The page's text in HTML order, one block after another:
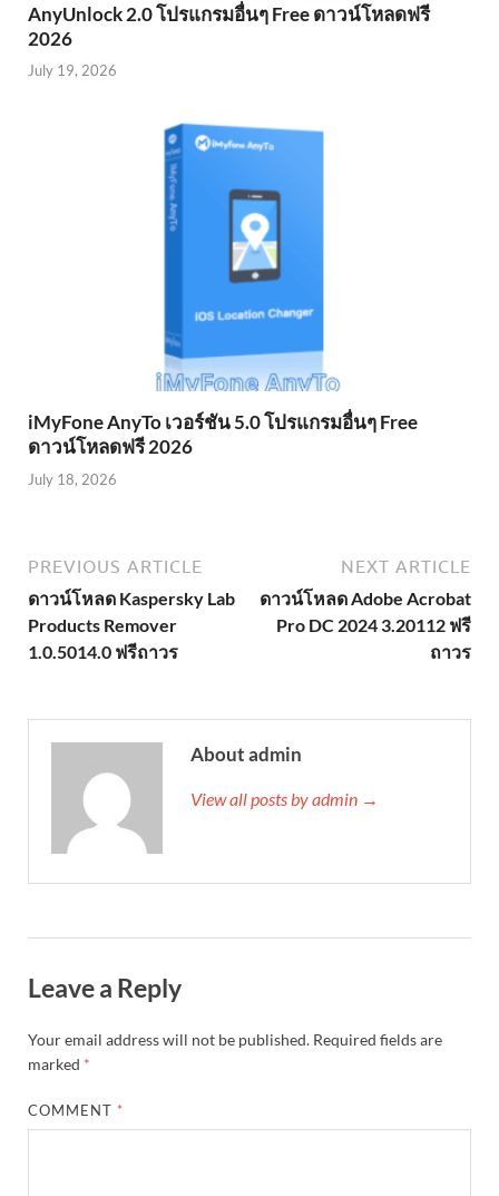
AnyUnlock 2.0 โปรแกรมอื่นๆ Free ดาวน์โหลดฟรี
2026
July 19, 2026
iMyFone AnyTo เวอร์ชัน 5.0 โปรแกรมอื่นๆ Free
ดาวน์โหลดฟรี 2026
July 18, 2026
PREVIOUS ARTICLE
ดาวน์โหลด Kaspersky Lab
Products Remover
1.0.5014.0 ฟรีถาวร
NEXT ARTICLE
ดาวน์โหลด Adobe Acrobat
Pro DC 2024 3.20112 ฟรี
ถาวร
About admin
View all posts by admin →
Leave a Reply
Your email address will not be published. Required fields are
marked *
COMMENT *